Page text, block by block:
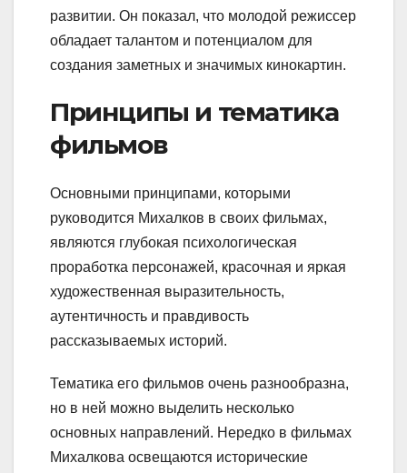
развитии. Он показал, что молодой режиссер
обладает талантом и потенциалом для
создания заметных и значимых кинокартин.
Принципы и тематика
фильмов
Основными принципами, которыми
руководится Михалков в своих фильмах,
являются глубокая психологическая
проработка персонажей, красочная и яркая
художественная выразительность,
аутентичность и правдивость
рассказываемых историй.
Тематика его фильмов очень разнообразна,
но в ней можно выделить несколько
основных направлений. Нередко в фильмах
Михалкова освещаются исторические